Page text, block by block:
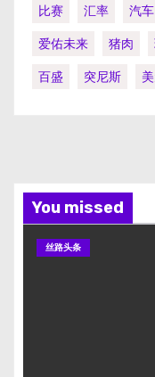
比赛
汇率 汽车
爱佑未来
猪肉
百盛
突尼斯
You missed
丝路头条